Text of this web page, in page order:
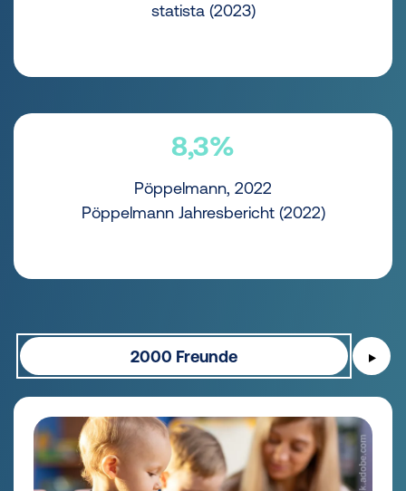
statista (2023)
8,3%
Pöppelmann, 2022
Pöppelmann Jahresbericht (2022)
2000 Freunde ▶